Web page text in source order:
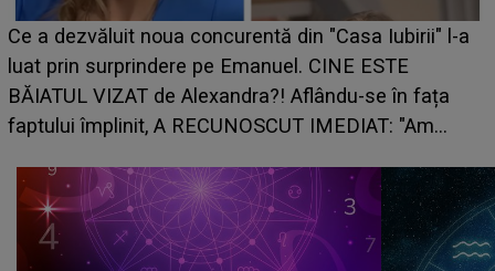
din "Casa Iubirii" l-a
CINE ESTE
Aflându-se în fața
IMEDIAT: "Am
HOROSCOP de weekend, 8-9
care riscă să rămână fără
grabă îi aduce pierderi
planurile peste cap